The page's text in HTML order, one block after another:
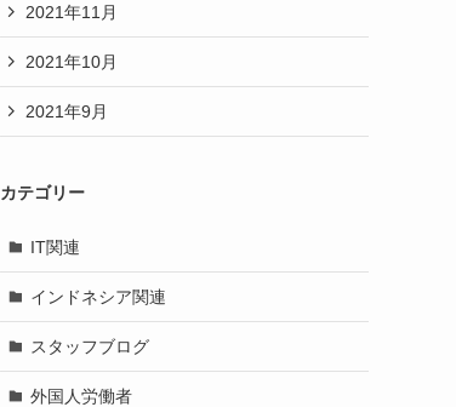
2021年11月
2021年10月
2021年9月
カテゴリー
IT関連
インドネシア関連
スタッフブログ
外国人労働者